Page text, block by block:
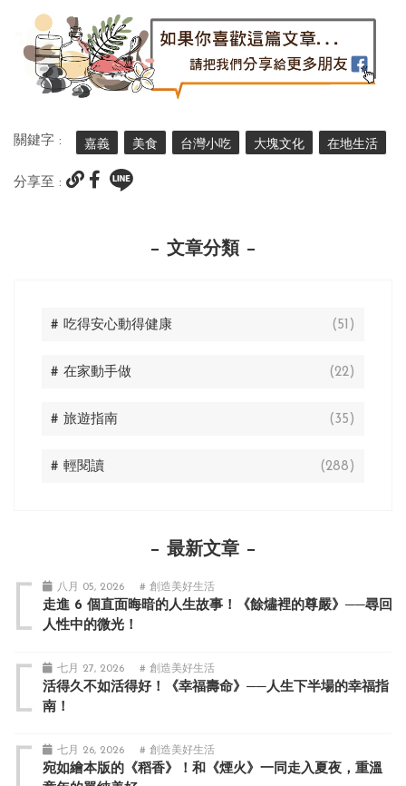
關鍵字 : 嘉義 美食 台灣小吃 大塊文化 在地生活
分享至 :
文章分類
# 吃得安心動得健康 (51)
# 在家動手做 (22)
# 旅遊指南 (35)
# 輕閱讀 (288)
最新文章
八月 05, 2026 # 創造美好生活
走進 6 個直面晦暗的人生故事！《餘燼裡的尊嚴》──尋回
人性中的微光！
七月 27, 2026 # 創造美好生活
活得久不如活得好！《幸福壽命》──人生下半場的幸福指
南！
七月 26, 2026 # 創造美好生活
宛如繪本版的《稻香》！和《煙火》一同走入夏夜，重溫